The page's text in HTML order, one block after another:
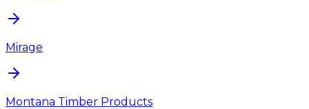
Mirage
Montana Timber Products